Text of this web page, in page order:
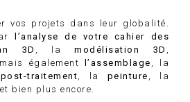
vos projets dans leur globalité.
l’analyse de votre cahier des
3D , lamodélisation 3D
mais également l’assemblage
, la
post-traitement , la peinture , la
et bien plus encore.